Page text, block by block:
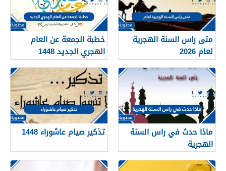
متى راس السنة الهجرية
لعام 2026
خطبة الجمعة عن العام
الهجري الجديد 1448
ماذا حدث في راس السنة
الهجرية
تذكير صيام عاشوراء 1448